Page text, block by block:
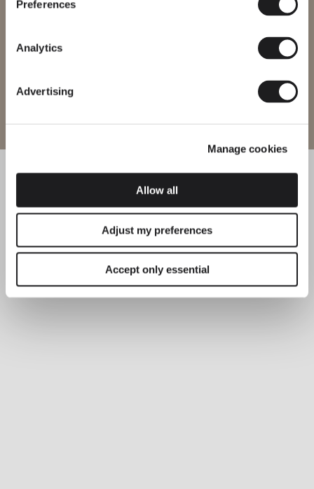
Preferences
Analytics
Advertising
Manage cookies
Allow all
Adjust my preferences
Accept only essential